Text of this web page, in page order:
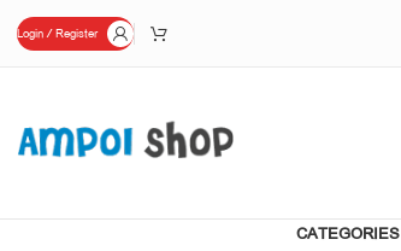
Login / Register
CATEGORIES